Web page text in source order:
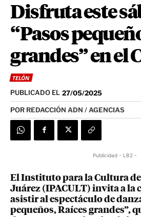
Disfruta este
“Pasos
grandes” en el
TELÓN
PUBLICADO EL 27/05/2025
POR REDACCIÓN ADN / AGENCIAS
Publicidad - LB2 -
El Instituto para la Cultura
Juárez (IPACULT) invita a la
asistir al espectáculo de
pequeños, Raíces grandes”,